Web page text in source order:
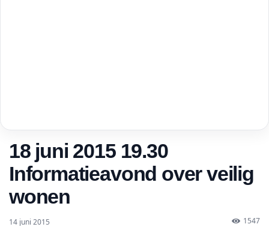
18 juni 2015 19.30
Informatieavond over veilig
wonen
14 juni 2015 1547